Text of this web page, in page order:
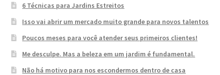
6 Técnicas para Jardins Estreitos
Isso vai abrir um mercado muito grande para novos talentos
Poucos meses para você atender seus primeiros clientes!
Me desculpe. Mas a beleza em um jardim é fundamental.
Não há motivo para nos escondermos dentro de casa